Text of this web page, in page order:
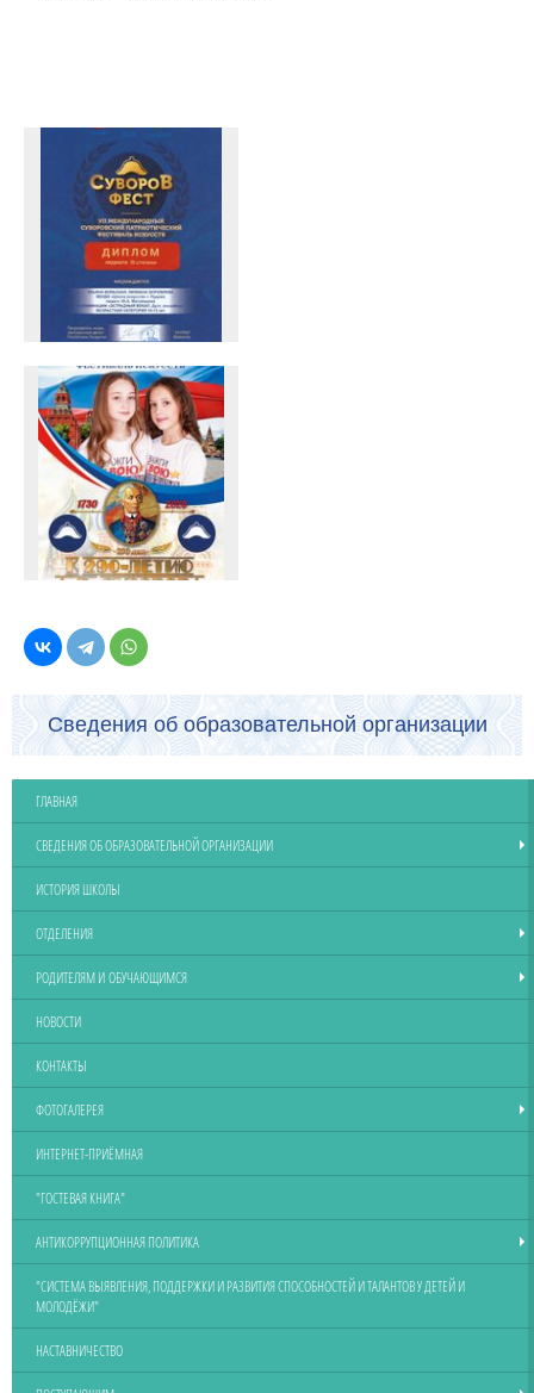
Сведения об образовательной организации
ГЛАВНАЯ
СВЕДЕНИЯ ОБ ОБРАЗОВАТЕЛЬНОЙ ОРГАНИЗАЦИИ
ИСТОРИЯ ШКОЛЫ
ОТДЕЛЕНИЯ
РОДИТЕЛЯМ И ОБУЧАЮЩИМСЯ
НОВОСТИ
КОНТАКТЫ
ФОТОГАЛЕРЕЯ
ИНТЕРНЕТ-ПРИЁМНАЯ
"ГОСТЕВАЯ КНИГА"
АНТИКОРРУПЦИОННАЯ ПОЛИТИКА
"СИСТЕМА ВЫЯВЛЕНИЯ, ПОДДЕРЖКИ И РАЗВИТИЯ СПОСОБНОСТЕЙ И ТАЛАНТОВ У ДЕТЕЙ И
МОЛОДЁЖИ"
НАСТАВНИЧЕСТВО